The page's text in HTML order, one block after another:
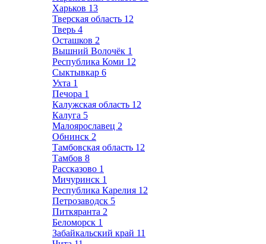
Харьков 13
Тверская область 12
Тверь 4
Осташков 2
Вышний Волочёк 1
Республика Коми 12
Сыктывкар 6
Ухта 1
Печора 1
Калужская область 12
Калуга 5
Малоярославец 2
Обнинск 2
Тамбовская область 12
Тамбов 8
Рассказово 1
Мичуринск 1
Республика Карелия 12
Петрозаводск 5
Питкяранта 2
Беломорск 1
Забайкальский край 11